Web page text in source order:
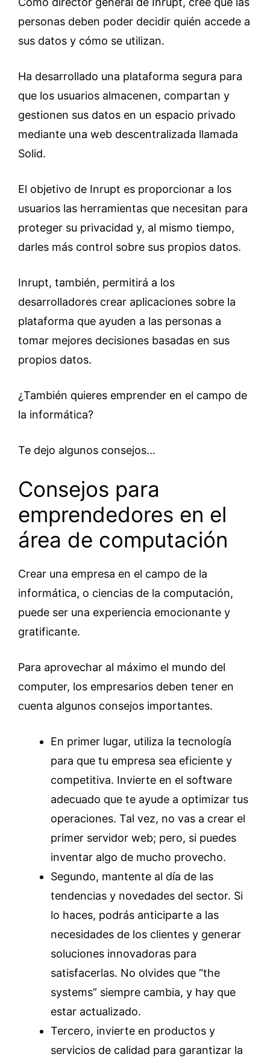
personas deben poder decidir quién accede a
sus datos y cómo se utilizan.
Ha desarrollado una plataforma segura para
que los usuarios almacenen, compartan y
gestionen sus datos en un espacio privado
mediante una web descentralizada llamada
Solid.
El objetivo de Inrupt es proporcionar a los
usuarios las herramientas que necesitan para
proteger su privacidad y, al mismo tiempo,
darles más control sobre sus propios datos.
Inrupt, también, permitirá a los
desarrolladores crear aplicaciones sobre la
plataforma que ayuden a las personas a
tomar mejores decisiones basadas en sus
propios datos.
¿También quieres emprender en el campo de
la informática?
Te dejo algunos consejos…
Consejos para
emprendedores en el
área de computación
Crear una empresa en el campo de la
informática, o ciencias de la computación,
puede ser una experiencia emocionante y
gratificante.
Para aprovechar al máximo el mundo del
computer, los empresarios deben tener en
cuenta algunos consejos importantes.
En primer lugar, utiliza la tecnología
para que tu empresa sea eficiente y
competitiva. Invierte en el software
adecuado que te ayude a optimizar tus
operaciones. Tal vez, no vas a crear el
primer servidor web; pero, si puedes
inventar algo de mucho provecho.
Segundo, mantente al día de las
tendencias y novedades del sector. Si
lo haces, podrás anticiparte a las
necesidades de los clientes y generar
soluciones innovadoras para
satisfacerlas. No olvides que “the
systems” siempre cambia, y hay que
estar actualizado.
Tercero, invierte en productos y
servicios de calidad para garantizar la